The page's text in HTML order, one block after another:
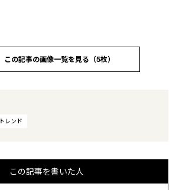
この記事の画像一覧を見る（5枚）
トレンド
この記事を書いた人